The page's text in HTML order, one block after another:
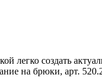
легко создать
на брюки, арт.